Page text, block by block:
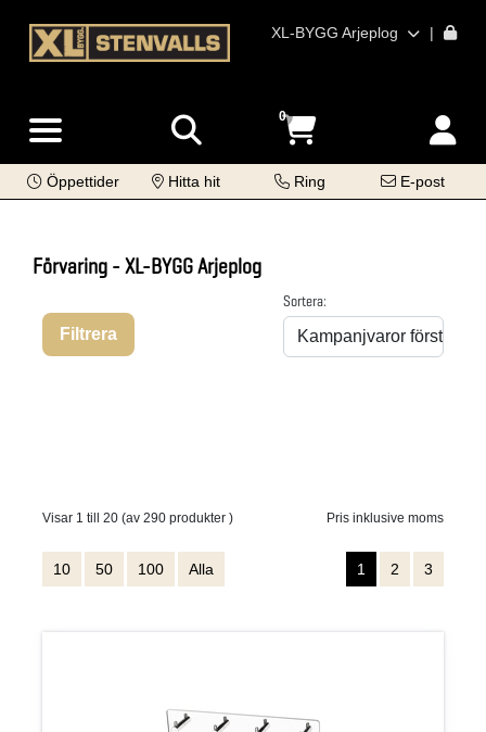
XL-BYGG Arjeplog |
0
Öppettider Hitta hit Ring E-post
Förvaring - XL-BYGG Arjeplog
Filtrera
Sortera:
Visar 1 till 20 (av 290 produkter ) Pris inklusive moms
10 50 100 Alla 1 2 3